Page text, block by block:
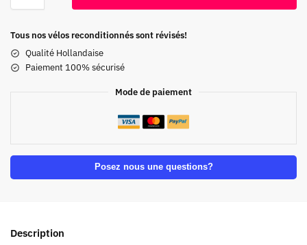
Tous nos vélos reconditionnés sont révisés!
Qualité Hollandaise
Paiement 100% sécurisé
Mode de paiement
Posez nous une questions?
Description